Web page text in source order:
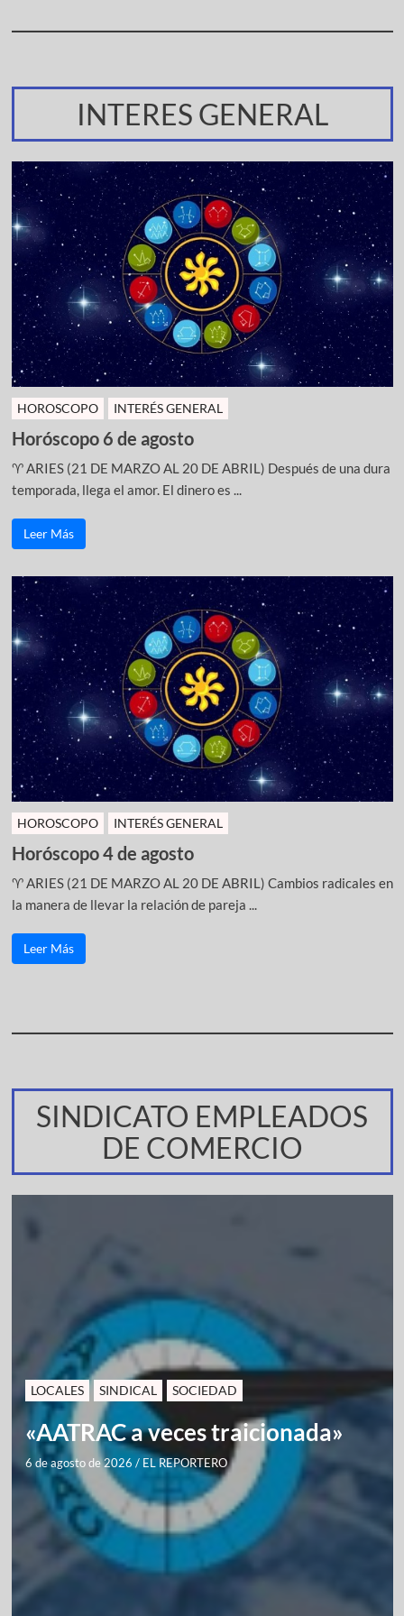
INTERES GENERAL
HOROSCOPO INTERÉS GENERAL
Horóscopo 6 de agosto
♈ ARIES (21 DE MARZO AL 20 DE ABRIL) Después de una dura
temporada, llega el amor. El dinero es ...
Leer Más
HOROSCOPO INTERÉS GENERAL
Horóscopo 4 de agosto
♈ ARIES (21 DE MARZO AL 20 DE ABRIL) Cambios radicales en
la manera de llevar la relación de pareja ...
Leer Más
SINDICATO EMPLEADOS
DE COMERCIO
LOCALES SINDICAL SOCIEDAD
«AATRAC a veces traicionada»
6 de agosto de 2026 / EL REPORTERO